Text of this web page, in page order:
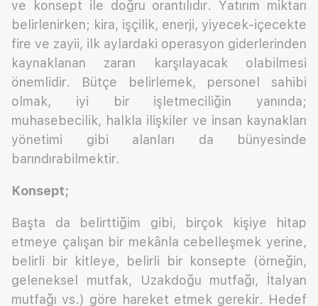
ve konsept ile doğru orantılıdır. Yatırım miktarı
belirlenirken; kira, işçilik, enerji, yiyecek-içecekte
fire ve zayii, ilk aylardaki operasyon giderlerinden
kaynaklanan zararı karşılayacak olabilmesi
önemlidir. Bütçe belirlemek, personel sahibi
olmak, iyi bir işletmeciliğin yanında;
muhasebecilik, halkla ilişkiler ve insan kaynakları
yönetimi gibi alanları da bünyesinde
barındırabilmektir.
Konsept;
Başta da belirttiğim gibi, birçok kişiye hitap
etmeye çalışan bir mekânla cebelleşmek yerine,
belirli bir kitleye, belirli bir konsepte (örneğin,
geleneksel mutfak, Uzakdoğu mutfağı, İtalyan
mutfağı vs.) göre hareket etmek gerekir. Hedef